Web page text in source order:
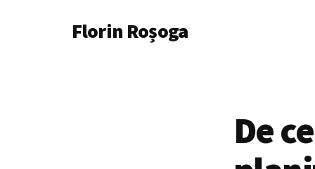
AdditionalFlorin Roșoga
De